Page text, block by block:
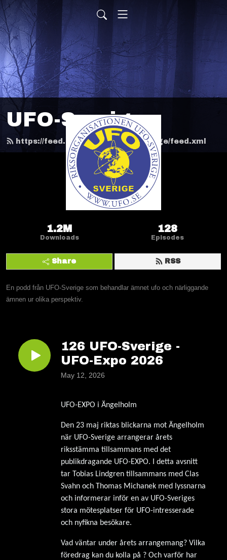
UFO-Sverige
https://feed.podbean.com/ufosverige/feed.xml
1.2M
Downloads
128
Episodes
Share RSS
En podd från UFO-Sverige som behandlar ämnet ufo och närliggande
ämnen ur olika perspektiv.
126 UFO-Sverige -
UFO-Expo 2026
May 12, 2026
UFO-EXPO i Ängelholm
Den 23 maj riktas blickarna mot Ängelholm
när UFO-Sverige arrangerar årets
riksstämma tillsammans med det
publikdragande UFO-EXPO. I detta avsnitt
tar Tobias Lindgren tillsammans med Clas
Svahn och Thomas Michanek med lyssnarna
och informerar inför en av UFO-Sveriges
stora mötesplatser för UFO-intresserade
och nyfikna besökare.
Vad väntar under årets arrangemang? Vilka
föredrag kan du kolla på ? Och varför har